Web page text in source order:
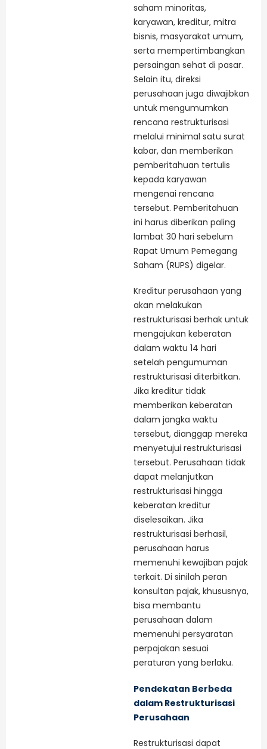
saham minoritas,
karyawan, kreditur, mitra
bisnis, masyarakat umum,
serta mempertimbangkan
persaingan sehat di pasar.
Selain itu, direksi
perusahaan juga diwajibkan
untuk mengumumkan
rencana restrukturisasi
melalui minimal satu surat
kabar, dan memberikan
pemberitahuan tertulis
kepada karyawan
mengenai rencana
tersebut. Pemberitahuan
ini harus diberikan paling
lambat 30 hari sebelum
Rapat Umum Pemegang
Saham (RUPS) digelar.
Kreditur perusahaan yang
akan melakukan
restrukturisasi berhak untuk
mengajukan keberatan
dalam waktu 14 hari
setelah pengumuman
restrukturisasi diterbitkan.
Jika kreditur tidak
memberikan keberatan
dalam jangka waktu
tersebut, dianggap mereka
menyetujui restrukturisasi
tersebut. Perusahaan tidak
dapat melanjutkan
restrukturisasi hingga
keberatan kreditur
diselesaikan. Jika
restrukturisasi berhasil,
perusahaan harus
memenuhi kewajiban pajak
terkait. Di sinilah peran
konsultan pajak, khususnya,
bisa membantu
perusahaan dalam
memenuhi persyaratan
perpajakan sesuai
peraturan yang berlaku.
Pendekatan Berbeda
dalam Restrukturisasi
Perusahaan
Restrukturisasi dapat